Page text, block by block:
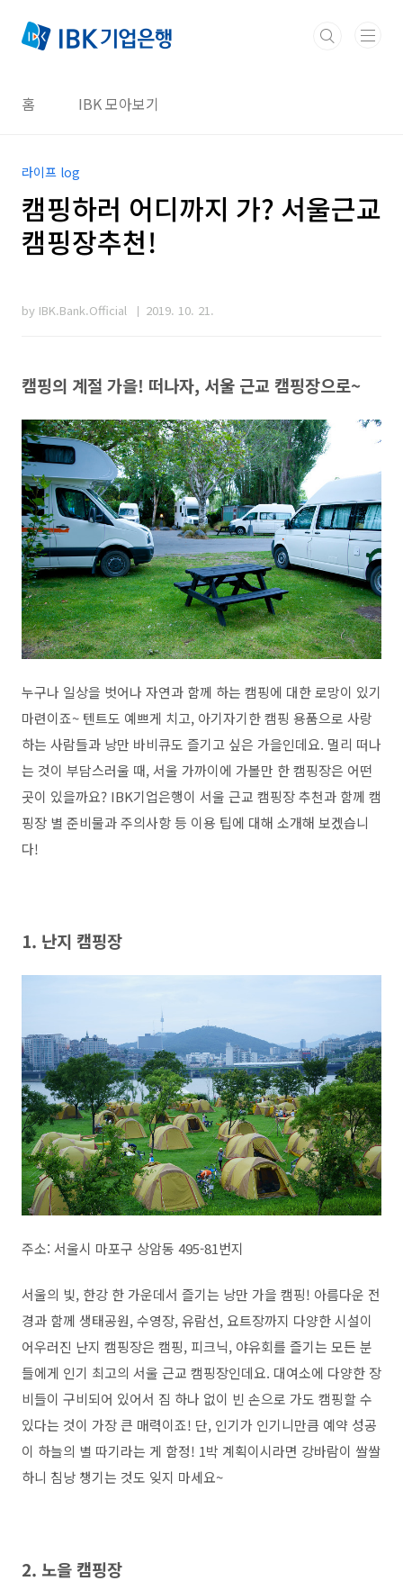
홈 IBK 모아보기
라이프 log
캠핑하러 어디까지 가? 서울근교
캠핑장추천!
by IBK.Bank.Official 2019. 10. 21.
캠핑의 계절 가을! 떠나자, 서울 근교 캠핑장으로~
누구나 일상을 벗어나 자연과 함께 하는 캠핑에 대한 로망이 있기
마련이죠~ 텐트도 예쁘게 치고, 아기자기한 캠핑 용품으로 사랑
하는 사람들과 낭만 바비큐도 즐기고 싶은 가을인데요. 멀리 떠나
는 것이 부담스러울 때, 서울 가까이에 가볼만 한 캠핑장은 어떤
곳이 있을까요? IBK기업은행이 서울 근교 캠핑장 추천과 함께 캠
핑장 별 준비물과 주의사항 등 이용 팁에 대해 소개해 보겠습니
다!
1. 난지 캠핑장
주소: 서울시 마포구 상암동 495-81번지
서울의 빛, 한강 한 가운데서 즐기는 낭만 가을 캠핑! 아름다운 전
경과 함께 생태공원, 수영장, 유람선, 요트장까지 다양한 시설이
어우러진 난지 캠핑장은 캠핑, 피크닉, 야유회를 즐기는 모든 분
들에게 인기 최고의 서울 근교 캠핑장인데요. 대여소에 다양한 장
비들이 구비되어 있어서 짐 하나 없이 빈 손으로 가도 캠핑할 수
있다는 것이 가장 큰 매력이죠! 단, 인기가 인기니만큼 예약 성공
이 하늘의 별 따기라는 게 함정! 1박 계획이시라면 강바람이 쌀쌀
하니 침낭 챙기는 것도 잊지 마세요~
2. 노을 캠핑장